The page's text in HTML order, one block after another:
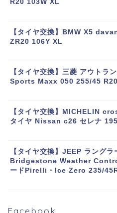
R20 103W XL
【タイヤ交換】BMW X5
ZR20 106Y XL
【タイヤ交換】三菱 アウト
Sports Maxx 050 255/45
【タイヤ交換】MICHELIN
タイヤ Nissan c26 セレナ
【タイヤ交換】JEEP ラング
Bridgestone Weather
ードPirelli・Ice Zero 235/
Facebook